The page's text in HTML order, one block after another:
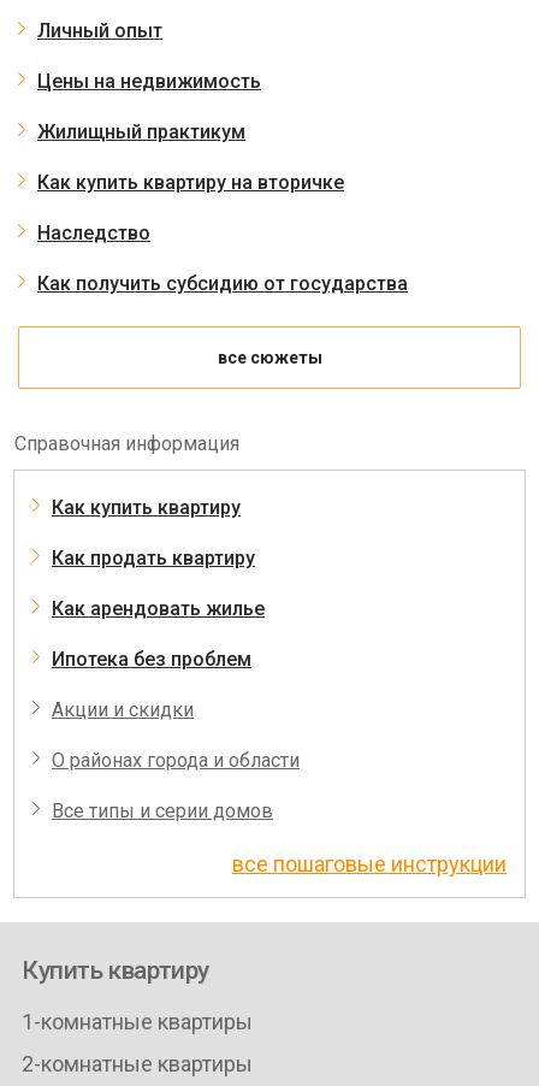
Личный опыт
Цены на недвижимость
Жилищный практикум
Как купить квартиру на вторичке
Наследство
Как получить субсидию от государства
все сюжеты
Справочная информация
Как купить квартиру
Как продать квартиру
Как арендовать жилье
Ипотека без проблем
Акции и скидки
О районах города и области
Все типы и серии домов
все пошаговые инструкции
Купить квартиру
1-комнатные квартиры
2-комнатные квартиры